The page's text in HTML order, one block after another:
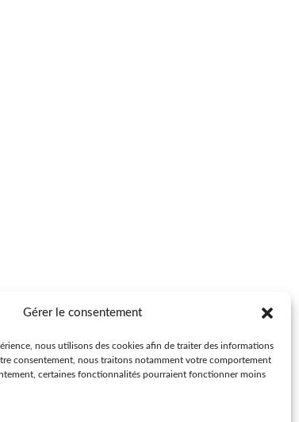
Gérer le consentement
nous utilisons des cookies afin de traiter des informations
consentement, nous traitons notamment votre comportement
certaines fonctionnalités pourraient fonctionner moins